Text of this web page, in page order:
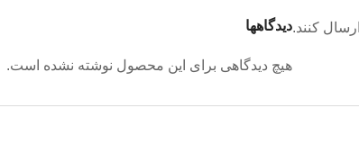
دیدگاهها
هیچ دیدگاهی برای این محصول نوشته نشده است.
کنند.